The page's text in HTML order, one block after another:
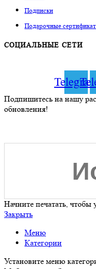
Подписки
Подарочные
СОЦИАЛЬНЫЕ СЕТИ
Подпишитесь на нашу
обновления!
Начните печатать, чтобы
Закрыть
Меню
Категории
Установите меню